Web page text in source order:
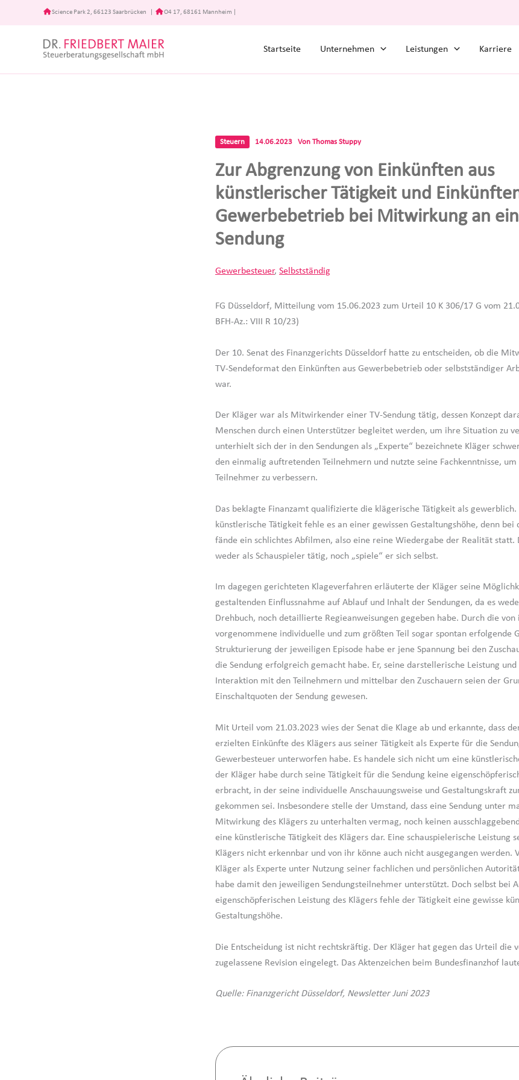
Science Park 2, 66123 Saarbrücken O4 17, 68161 Mannheim
Startseite Unternehmen Leistungen Karriere
Steuern 14.06.2023 Von Thomas Stuppy
Zur Abgrenzung von Einkünften aus
künstlerischer Tätigkeit und
Gewerbebetrieb bei Mitwirkung an
Sendung
Gewerbesteuer, Selbstständig
FG Düsseldorf, Mitteilung vom 15.06.2023 zum Urteil 10 K 306/17 G vom
BFH-Az.: VIII R 10/23)
Der 10. Senat des Finanzgerichts Düsseldorf hatte zu entscheiden, ob die
TV-Sendeformat den Einkünften aus Gewerbebetrieb oder selbstständiger
war.
Der Kläger war als Mitwirkender einer TV-Sendung tätig, dessen Konzept
Menschen durch einen Unterstützer begleitet werden, um ihre Situation zu
unterhielt sich der in den Sendungen als „Experte“ bezeichnete Kläger
den einmalig auftretenden Teilnehmern und nutzte seine Fachkenntnisse,
Teilnehmer zu verbessern.
Das beklagte Finanzamt qualifizierte die klägerische Tätigkeit als gewerblich.
künstlerische Tätigkeit fehle es an einer gewissen Gestaltungshöhe, denn bei
fände ein schlichtes Abfilmen, also eine reine Wiedergabe der Realität statt.
weder als Schauspieler tätig, noch „spiele“ er sich selbst.
Im dagegen gerichteten Klageverfahren erläuterte der Kläger seine
gestaltenden Einflussnahme auf Ablauf und Inhalt der Sendungen, da es
Drehbuch, noch detaillierte Regieanweisungen gegeben habe. Durch die von
vorgenommene individuelle und zum größten Teil sogar spontan erfolgende
Strukturierung der jeweiligen Episode habe er jene Spannung bei den
die Sendung erfolgreich gemacht habe. Er, seine darstellerische Leistung
Interaktion mit den Teilnehmern und mittelbar den Zuschauern seien der
Einschaltquoten der Sendung gewesen.
Mit Urteil vom 21.03.2023 wies der Senat die Klage ab und erkannte, dass
erzielten Einkünfte des Klägers aus seiner Tätigkeit als Experte für die
Gewerbesteuer unterworfen habe. Es handele sich nicht um eine
der Kläger habe durch seine Tätigkeit für die Sendung keine
erbracht, in der seine individuelle Anschauungsweise und Gestaltungskraft
gekommen sei. Insbesondere stelle der Umstand, dass eine Sendung unter
Mitwirkung des Klägers zu unterhalten vermag, noch keinen
eine künstlerische Tätigkeit des Klägers dar. Eine schauspielerische Leistung
Klägers nicht erkennbar und von ihr könne auch nicht ausgegangen werden.
Kläger als Experte unter Nutzung seiner fachlichen und persönlichen
habe damit den jeweiligen Sendungsteilnehmer unterstützt. Doch selbst bei
eigenschöpferischen Leistung des Klägers fehle der Tätigkeit eine gewisse
Gestaltungshöhe.
Die Entscheidung ist nicht rechtskräftig. Der Kläger hat gegen das Urteil die
zugelassene Revision eingelegt. Das Aktenzeichen beim Bundesfinanzhof
Quelle: Finanzgericht Düsseldorf, Newsletter Juni 2023